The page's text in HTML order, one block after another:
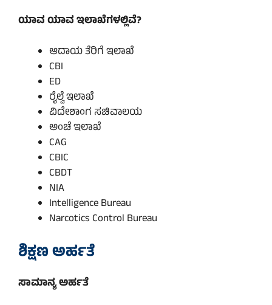
ಯಾವ ಯಾವ ಇಲಾಖೆಗಳಲ್ಲಿವೆ?
ಆದಾಯ ತೆರಿಗೆ ಇಲಾಖೆ
CBI
ED
ರೈಲ್ವೆ ಇಲಾಖೆ
ವಿದೇಶಾಂಗ ಸಚಿವಾಲಯ
ಅಂಚೆ ಇಲಾಖೆ
CAG
CBIC
CBDT
NIA
Intelligence Bureau
Narcotics Control Bureau
ಶಿಕ್ಷಣ ಅರ್ಹತೆ
ಸಾಮಾನ್ಯ ಅರ್ಹತೆ